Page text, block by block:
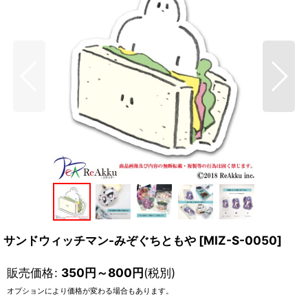
サンドウィッチマン-みぞぐちともや [MIZ-S-0050]
販売価格: 350円～800円(税別)
オプションにより価格が変わる場合もあります。